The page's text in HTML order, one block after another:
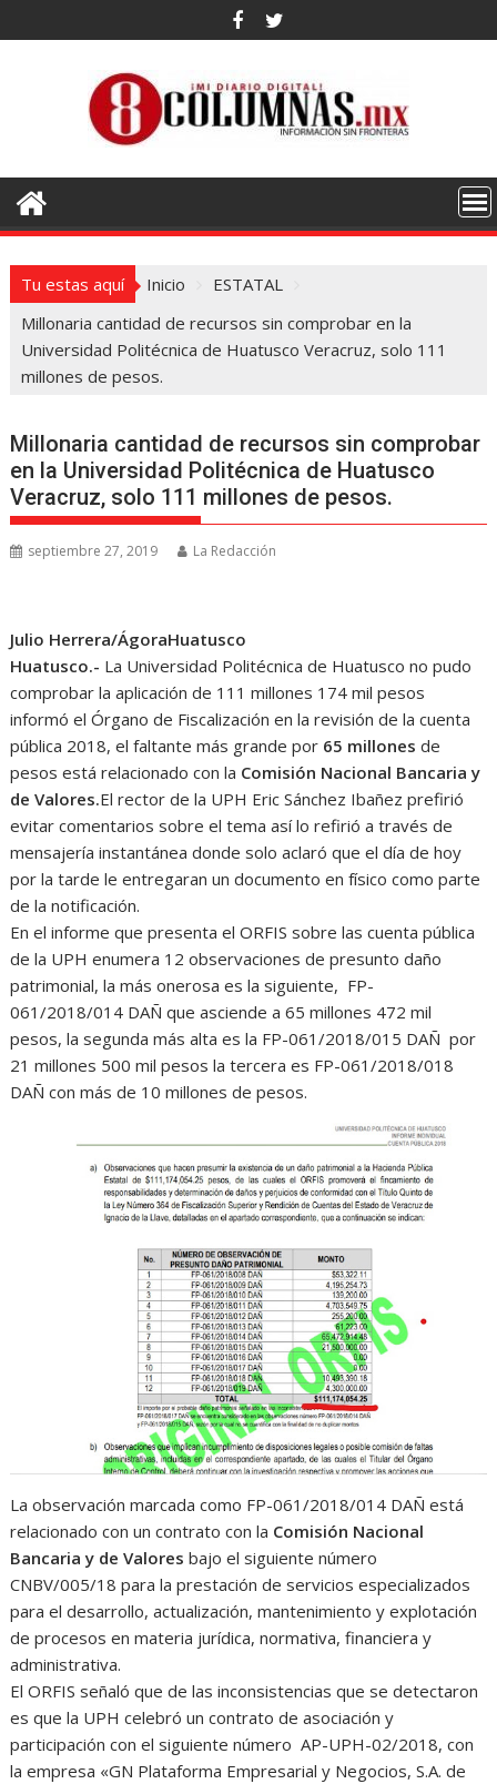
al
Tu estas aquí Inicio
ESTATAL
Millonaria cantidad de recursos sin comprobar en la
Universidad Politécnica de Huatusco Veracruz, solo 111
millones de pesos.
Millonaria cantidad de recursos sin comprobar
en la Universidad Politécnica de Huatusco
Veracruz, solo 111 millones de pesos.
septiembre 27, 2019 La Redacción
Julio Herrera/ÁgoraHuatusco
Huatusco.- La Universidad Politécnica de Huatusco no pudo
comprobar la aplicación de 111 millones 174 mil pesos
informó el Órgano de Fiscalización en la revisión de la cuenta
pública 2018, el faltante más grande por 65 millones de
pesos está relacionado con la Comisión Nacional Bancaria y
de Valores.El rector de la UPH Eric Sánchez Ibañez prefirió
evitar comentarios sobre el tema así lo refirió a través de
mensajería instantánea donde solo aclaró que el día de hoy
por la tarde le entregaran un documento en físico como parte
de la notificación.
En el informe que presenta el ORFIS sobre las cuenta pública
de la UPH enumera 12 observaciones de presunto daño
patrimonial, la más onerosa es la siguiente, FP-
061/2018/014 DAÑ que asciende a 65 millones 472 mil
pesos, la segunda más alta es la FP-061/2018/015 DAÑ por
21 millones 500 mil pesos la tercera es FP-061/2018/018
DAÑ con más de 10 millones de pesos.
La observación marcada como FP-061/2018/014 DAÑ está
relacionado con un contrato con la Comisión Nacional
Bancaria y de Valores bajo el siguiente número
CNBV/005/18 para la prestación de servicios especializados
para el desarrollo, actualización, mantenimiento y explotación
de procesos en materia jurídica, normativa, financiera y
administrativa.
El ORFIS señaló que de las inconsistencias que se detectaron
es que la UPH celebró un contrato de asociación y
participación con el siguiente número AP-UPH-02/2018, con
la empresa «GN Plataforma Empresarial y Negocios, S.A. de